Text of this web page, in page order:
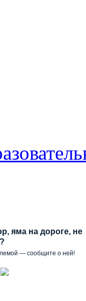
яма на дороге, не
— сообщите о ней!